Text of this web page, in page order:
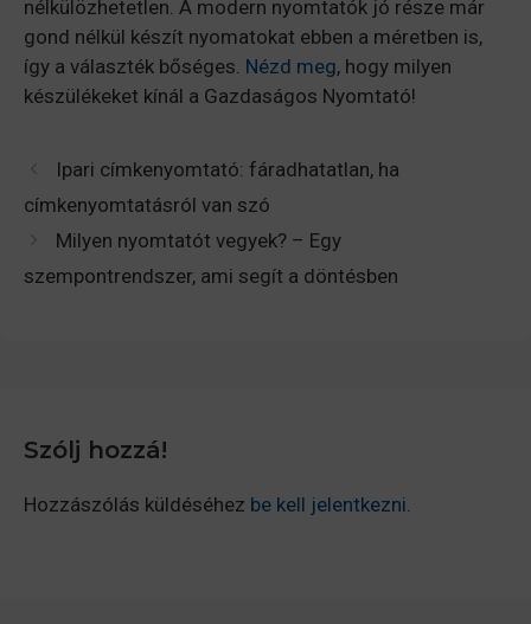
nélkülözhetetlen. A modern nyomtatók jó része már
gond nélkül készít nyomatokat ebben a méretben is,
így a választék bőséges. Nézd meg, hogy milyen
készülékeket kínál a Gazdaságos Nyomtató!
Ipari címkenyomtató: fáradhatatlan, ha
címkenyomtatásról van szó
Milyen nyomtatót vegyek? – Egy
szempontrendszer, ami segít a döntésben
Szólj hozzá!
Hozzászólás küldéséhez be kell jelentkezni.